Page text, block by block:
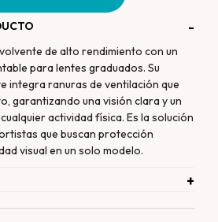
de alto rendimiento con un
para lentes graduados. Su
integra ranuras de ventilación que
garantizando una visión clara y un
actividad física. Es la solución
que buscan protección
visual en un solo modelo.